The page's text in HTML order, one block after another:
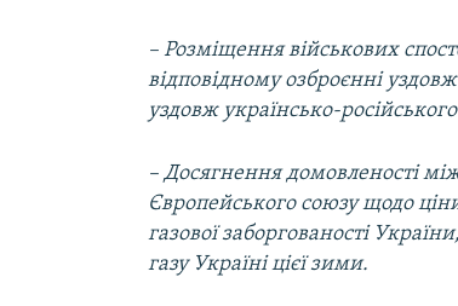
– Розміщення військових
відповідному озброєнні
уздовж українсько-
– Досягнення домовленості
Європейського союзу щодо
газової заборгованості
газу Україні цієї зими.